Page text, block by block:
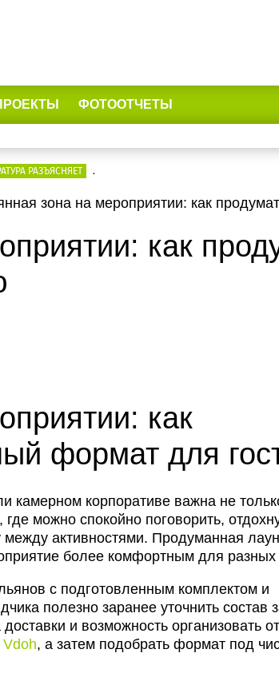
ФОТООТЧЕТЫ
РАЗЪЯСНЯЕТ .
зона на мероприятии: как
как
как
формат для
камерном корпоративе важна не
можно спокойно поговорить,
между активностями. Продуманная
более комфортным для
с подготовленным комплектом и
полезно заранее уточнить состав
и возможность организовать
Vdoh, а затем подобрать формат под